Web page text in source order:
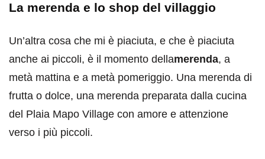
La merenda e lo shop del villaggio
Un’altra cosa che mi è piaciuta, e che è piaciuta
anche ai piccoli, è il momento dellamerenda, a
metà mattina e a metà pomeriggio. Una merenda di
frutta o dolce, una merenda preparata dalla cucina
del Plaia Mapo Village con amore e attenzione
verso i più piccoli.